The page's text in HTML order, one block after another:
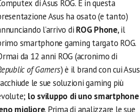
di Asus ROG. E in questa
Asus ha osato (e tanto)
l’arrivo di ROG Phone, il
smartphone gaming targato ROG.
da 12 anni ROG (acronimo di
of Gamers) è il brand con cui Asus
le sue soluzioni gaming più
lo sviluppo di uno smartphone
migliore. Prima di analizzare le sue